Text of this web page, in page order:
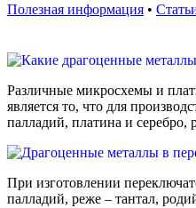
Полезная информация •
Различные микросхемы и
является то, что для
палладий, платина и
При изготовлении
палладий, реже – тантал,